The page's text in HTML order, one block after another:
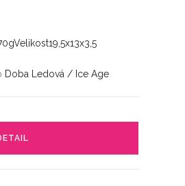
Doba Ledová / Ice Age